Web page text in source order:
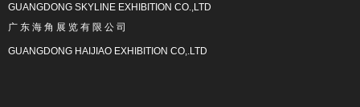
GUANGDONG SKYLINE EXHIBITION CO.,LTD
广 东 海 角 展 览 有 限 公 司
GUANGDONG HAIJIAO EXHIBITION CO,.LTD